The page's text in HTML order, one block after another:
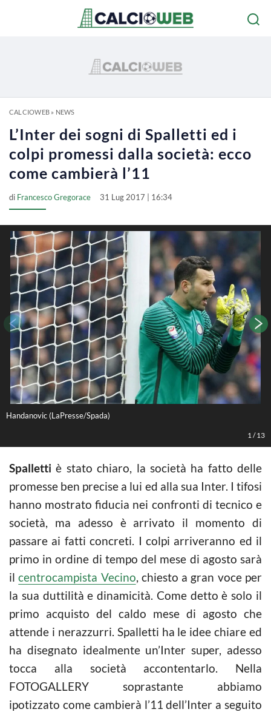
CALCIOWEB» NEWS
L’Inter dei sogni di Spalletti ed i
colpi promessi dalla società: ecco
come cambierà l’11
di Francesco Gregorace 31 Lug 2017 | 16:34
Handanovic (LaPresse/Spada)
1 /13
Spalletti è stato chiaro, la società ha fatto delle
promesse ben precise a lui ed alla sua Inter. I tifosi
hanno mostrato fiducia nei confronti di tecnico e
società, ma adesso è arrivato il momento di
passare ai fatti concreti. I colpi arriveranno ed il
primo in ordine di tempo del mese di agosto sarà
ilcentrocampista Vecino, chiesto a gran voce per
la sua duttilità e dinamicità. Come detto è solo il
primo acquisto del caldo mese di agosto che
attende i nerazzurri. Spalletti ha le idee chiare ed
ha disegnato idealmente un’Inter super, adesso
tocca alla società accontentarlo. Nella
FOTOGALLERY soprastante abbiamo
ipotizzato come cambierà l’11 dell’Inter a seguito